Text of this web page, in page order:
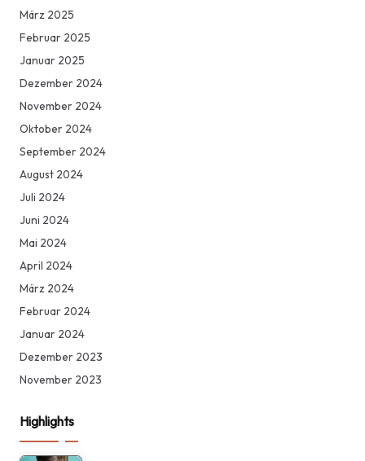
März 2025
Februar 2025
Januar 2025
Dezember 2024
November 2024
Oktober 2024
September 2024
August 2024
Juli 2024
Juni 2024
Mai 2024
April 2024
März 2024
Februar 2024
Januar 2024
Dezember 2023
November 2023
Highlights